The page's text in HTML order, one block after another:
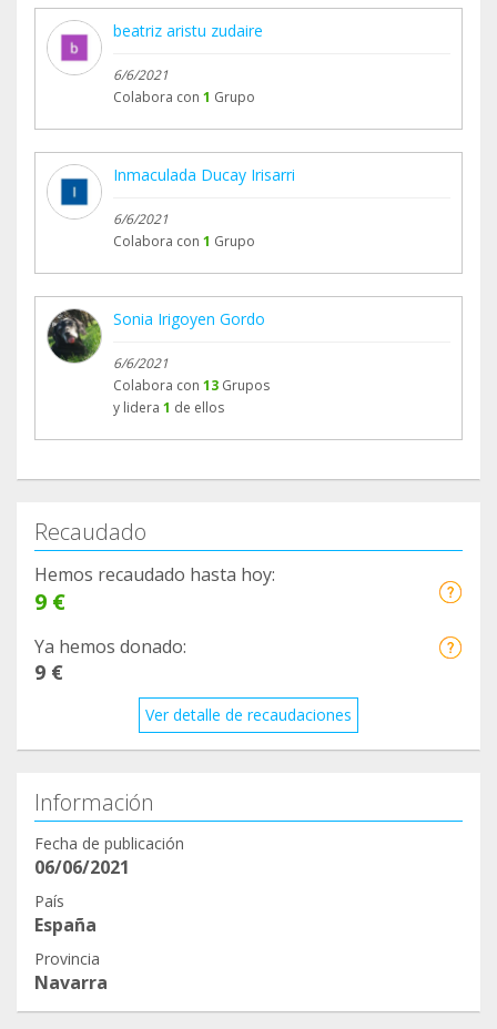
beatriz aristu zudaire
6/6/2021
Colabora con 1 Grupo
Inmaculada Ducay Irisarri
6/6/2021
Colabora con 1 Grupo
Sonia Irigoyen Gordo
6/6/2021
Colabora con 13 Grupos
y lidera 1 de ellos
Recaudado
Hemos recaudado hasta hoy:
9 €
Ya hemos donado:
9 €
Ver detalle de recaudaciones
Información
Fecha de publicación
06/06/2021
País
España
Provincia
Navarra